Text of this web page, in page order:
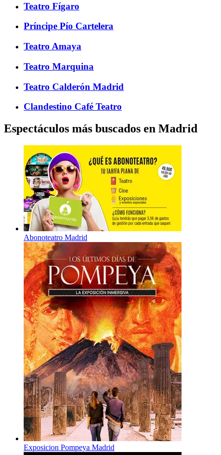
Teatro Fígaro
Príncipe Pío Cartelera
Teatro Amaya
Teatro Marquina
Teatro Calderón Madrid
Clandestino Café Teatro
Espectáculos más buscados en Madrid
Abonoteatro Madrid
Exposicion Pompeya Madrid